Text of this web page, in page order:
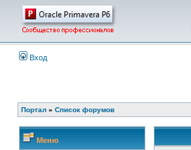
Вход
Портал » Список форумов
Меню